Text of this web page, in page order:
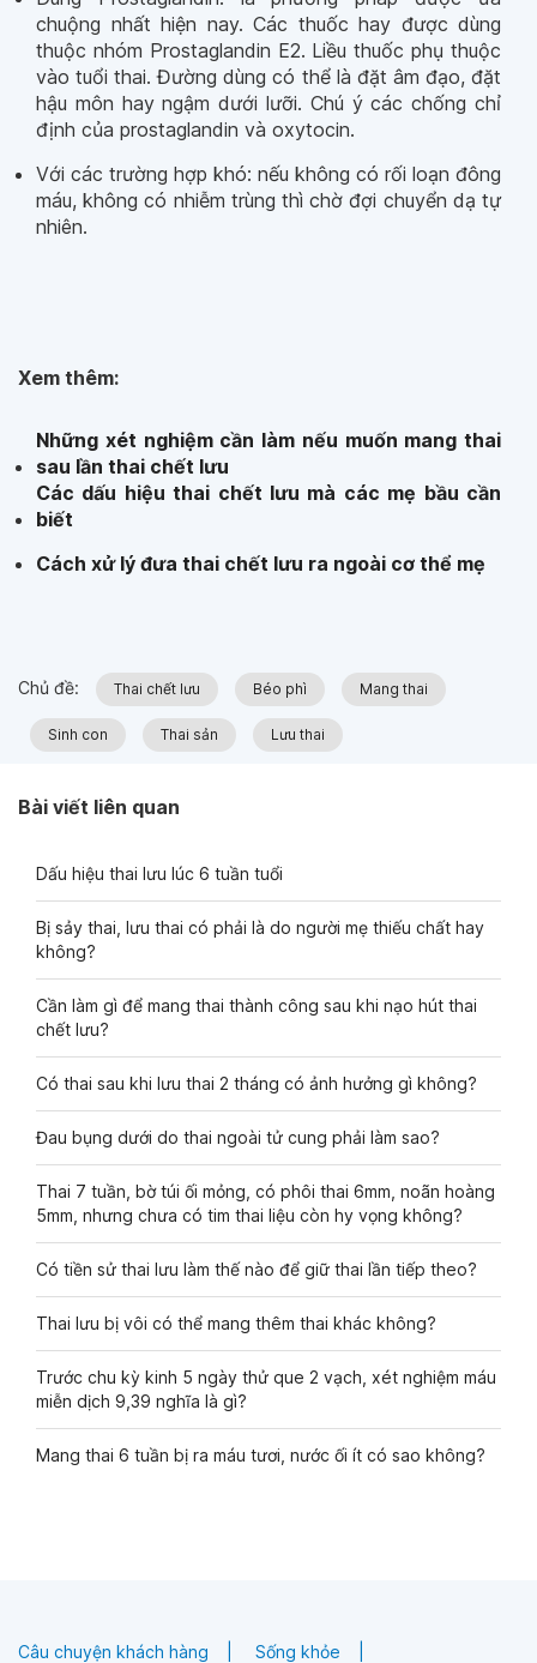
chuộng nhất hiện nay. Các thuốc hay được dùng
thuộc nhóm Prostaglandin E2. Liều thuốc phụ thuộc
vào tuổi thai. Đường dùng có thể là đặt âm đạo, đặt
hậu môn hay ngậm dưới lưỡi. Chú ý các chống chỉ
định của prostaglandin và oxytocin.
Với các trường hợp khó: nếu không có rối loạn đông
máu, không có nhiễm trùng thì chờ đợi chuyển dạ tự
nhiên.
Xem thêm:
Những xét nghiệm cần làm nếu muốn mang thai
sau lần thai chết lưu
Các dấu hiệu thai chết lưu mà các mẹ bầu cần
biết
Cách xử lý đưa thai chết lưu ra ngoài cơ thể mẹ
Chủ đề: Thai chết lưu Béo phì Mang thai
Sinh con Thai sản Lưu thai
Bài viết liên quan
Dấu hiệu thai lưu lúc 6 tuần tuổi
Bị sảy thai, lưu thai có phải là do người mẹ thiếu chất hay
không?
Cần làm gì để mang thai thành công sau khi nạo hút thai
chết lưu?
Có thai sau khi lưu thai 2 tháng có ảnh hưởng gì không?
Đau bụng dưới do thai ngoài tử cung phải làm sao?
Thai 7 tuần, bờ túi ối mỏng, có phôi thai 6mm, noãn hoàng
5mm, nhưng chưa có tim thai liệu còn hy vọng không?
Có tiền sử thai lưu làm thế nào để giữ thai lần tiếp theo?
Thai lưu bị vôi có thể mang thêm thai khác không?
Trước chu kỳ kinh 5 ngày thử que 2 vạch, xét nghiệm máu
miễn dịch 9,39 nghĩa là gì?
Mang thai 6 tuần bị ra máu tươi, nước ối ít có sao không?
Câu chuyện khách hàng
Sống khỏe